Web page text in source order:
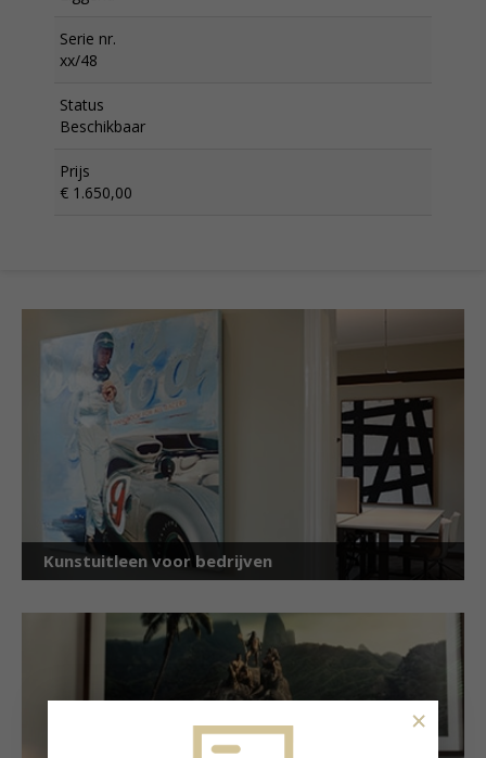
Serie nr.
xx/48
Status
Beschikbaar
Prijs
€ 1.650,00
Kunstuitleen voor bedrijven
×